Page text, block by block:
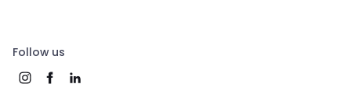
Follow us